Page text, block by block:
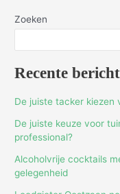
Zoeken
Recente
De juiste tacker kiezen
De juiste keuze voor
professional?
Alcoholvrije cocktails
gelegenheid